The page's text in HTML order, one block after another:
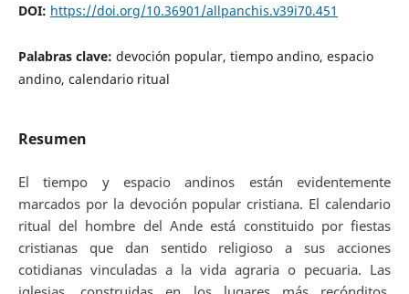
DOI: https://doi.org/10.36901/allpanchis.v39i70.451
Palabras clave: devoción popular, tiempo andino, espacio
andino, calendario ritual
Resumen
El tiempo y espacio andinos están evidentemente
marcados por la devoción popular cristiana. El calendario
ritual del hombre del Ande está constituido por fiestas
cristianas que dan sentido religioso a sus acciones
cotidianas vinculadas a la vida agraria o pecuaria. Las